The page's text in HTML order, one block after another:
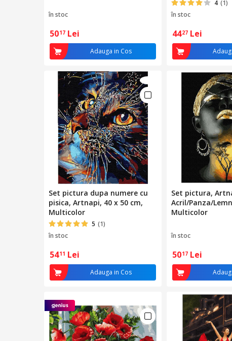
în stoc
5017 Lei
Adauga in Cos
4 (1)
în stoc
4427 Lei
Set pictura dupa numere cu
pisica, Artnapi, 40 x 50 cm,
Multicolor
5 (1)
în stoc
5411 Lei
Adauga in Cos
Set pictura,
Acril/Panza/
Multicolor
în stoc
5017 Lei